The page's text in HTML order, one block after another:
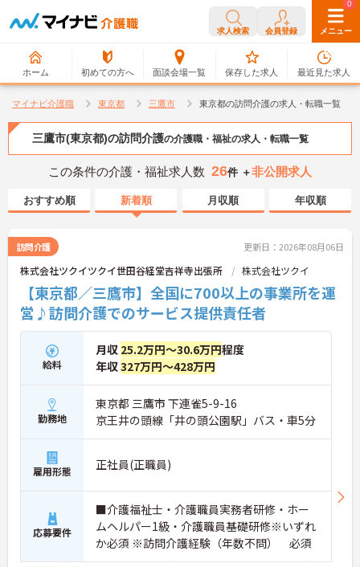
求人検索 会員登録 メニュー
ホーム 初めての方へ 面談会場一覧
0
保存した求人
0
最近見た求人
マイナビ介護職 東京都 三鷹市 東京都の訪問介護の求人・転職一覧
三鷹市(東京都)の訪問介護の介護職・福祉の求人・転職一覧
この条件の介護・福祉求人数 26件 ＋非公開求人
おすすめ順 新着順 月収順 年収順
訪問介護 更新日：2026年08月06日
株式会社ツクイツクイ世田谷経堂吉祥寺出張所 株式会社ツクイ
【東京都／三鷹市】全国に700以上の事業所を運
営♪訪問介護でのサービス提供責任者
給料
月収 25.2万円～30.6万円程度
年収327万円～428万円
勤務地
東京都 三鷹市 下連雀5-9-16
京王井の頭線「井の頭公園駅」バス・車5分
雇用形態 正社員(正職員)
応募要件
■介護福祉士・介護職員実務者研修・ホー
ムヘルパー1級・介護職員基礎研修※いずれ
か必須 ※訪問介護経験（年数不問） 必須